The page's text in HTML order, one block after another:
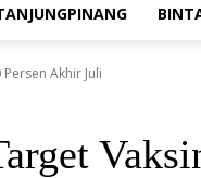
Akhir Juli